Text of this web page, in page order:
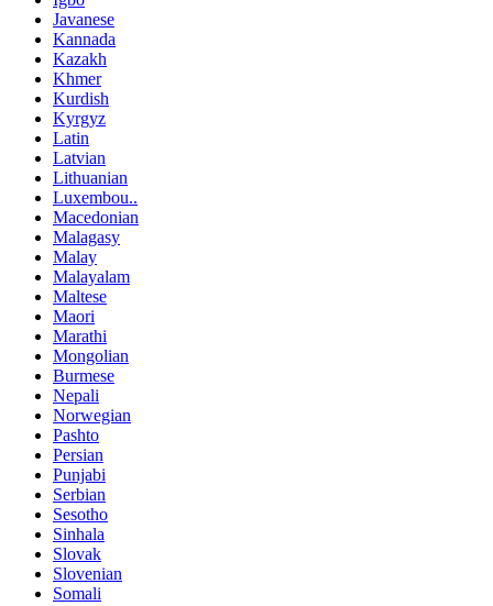
Javanese
Kannada
Kazakh
Khmer
Kurdish
Kyrgyz
Latin
Latvian
Lithuanian
Luxembou..
Macedonian
Malagasy
Malay
Malayalam
Maltese
Maori
Marathi
Mongolian
Burmese
Nepali
Norwegian
Pashto
Persian
Punjabi
Serbian
Sesotho
Sinhala
Slovak
Slovenian
Somali